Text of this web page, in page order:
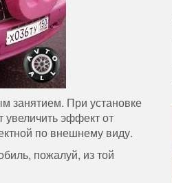
занятием. При установке
увеличить эффект от
по внешнему виду.
пожалуй, из той